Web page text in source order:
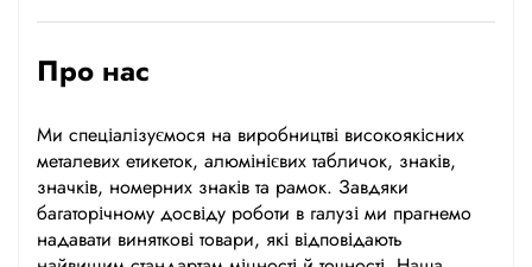
Про нас
Ми спеціалізуємося на виробництві високоякісних
металевих етикеток, алюмінієвих табличок, знаків,
значків, номерних знаків та рамок. Завдяки
багаторічному досвіду роботи в галузі ми прагнемо
надавати виняткові товари, які відповідають